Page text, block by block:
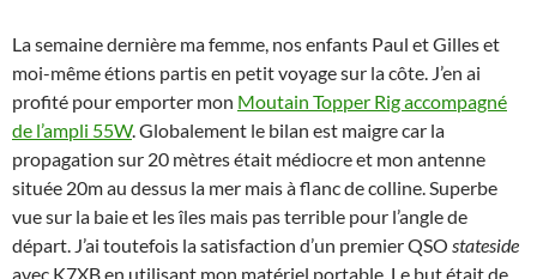
La semaine dernière ma femme, nos enfants Paul et Gilles et
moi-même étions partis en petit voyage sur la côte. J’en ai
profité pour emporter mon Moutain Topper Rig accompagné
de l’ampli 55W. Globalement le bilan est maigre car la
propagation sur 20 mètres était médiocre et mon antenne
située 20m au dessus la mer mais à flanc de colline. Superbe
vue sur la baie et les îles mais pas terrible pour l’angle de
départ. J’ai toutefois la satisfaction d’un premier QSO stateside
avec K7XB en utilisant mon matériel portable. Le but était de